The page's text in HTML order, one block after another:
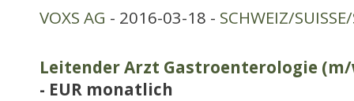
VOXS AG - 2016-03-18 - SCHWEIZ/
Leitender Arzt Gastroenterologie
- EUR monatlich